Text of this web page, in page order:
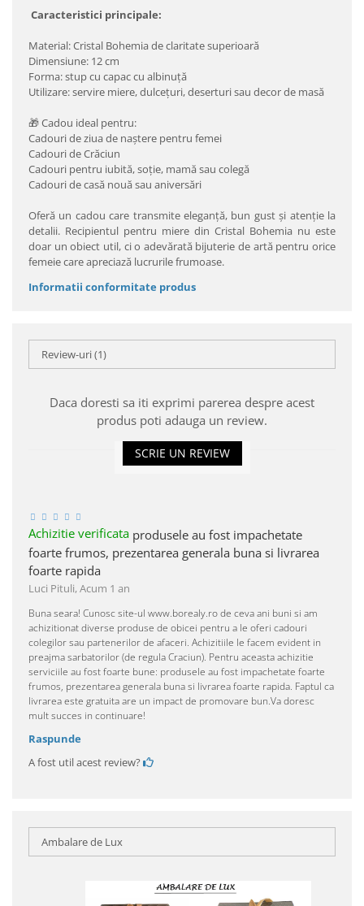
Caracteristici principale:
Material: Cristal Bohemia de claritate superioară
Dimensiune: 12 cm
Forma: stup cu capac cu albinuță
Utilizare: servire miere, dulcețuri, deserturi sau decor de masă
🎁 Cadou ideal pentru:
Cadouri de ziua de naștere pentru femei
Cadouri de Crăciun
Cadouri pentru iubită, soție, mamă sau colegă
Cadouri de casă nouă sau aniversări
Oferă un cadou care transmite eleganță, bun gust și atenție la
detalii. Recipientul pentru miere din Cristal Bohemia nu este
doar un obiect util, ci o adevărată bijuterie de artă pentru orice
femeie care apreciază lucrurile frumoase.
Informatii conformitate produs
Review-uri(1)
Daca doresti sa iti exprimi parerea despre acest
produs poti adauga un review.
SCRIE UN REVIEW
Achizitie verificata produsele au fost impachetate
foarte frumos, prezentarea generala buna si livrarea
foarte rapida
Luci Pituli,Acum 1 an
Buna seara! Cunosc site-ul www.borealy.ro de ceva ani buni si am
achizitionat diverse produse de obicei pentru a le oferi cadouri
colegilor sau partenerilor de afaceri. Achizitiile le facem evident in
preajma sarbatorilor (de regula Craciun). Pentru aceasta achizitie
serviciile au fost foarte bune: produsele au fost impachetate foarte
frumos, prezentarea generala buna si livrarea foarte rapida. Faptul ca
livrarea este gratuita are un impact de promovare bun.Va doresc
mult succes in continuare!
Raspunde
A fost util acest review?
Ambalare de Lux